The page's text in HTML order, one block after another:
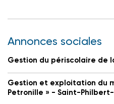
Annonces sociales
Gestion du périscolaire de
Gestion et exploitation du
Petronille » - Saint-